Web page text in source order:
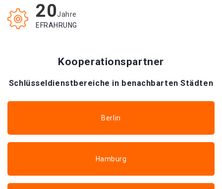
20Jahre
EFRAHRUNG
Kooperationspartner
Schlüsseldienstbereiche in benachbarten Städten
Berlin
Hamburg